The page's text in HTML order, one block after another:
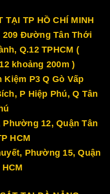
TẠI TP HỒ CHÍ MINH
209 Đường Tân Thới
Q.12 TPHCM (
khoảng 200m )
Kiệm P3 Q Gò Vấp
P Hiệp Phú, Q Tân
Phường 12, Quận Tân
HCM
Phường 15, Quận